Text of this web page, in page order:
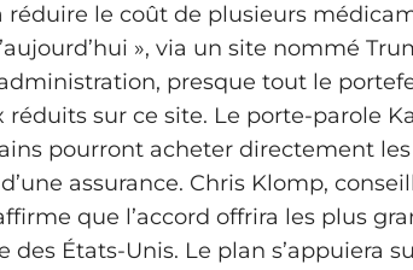
réduire le coût de plusieurs
», via un site nommé
presque tout le
réduits sur ce site. Le porte-parole
pourront acheter directement
assurance. Chris Klomp,
que l’accord offrira les plus
des États-Unis. Le plan s’appuiera